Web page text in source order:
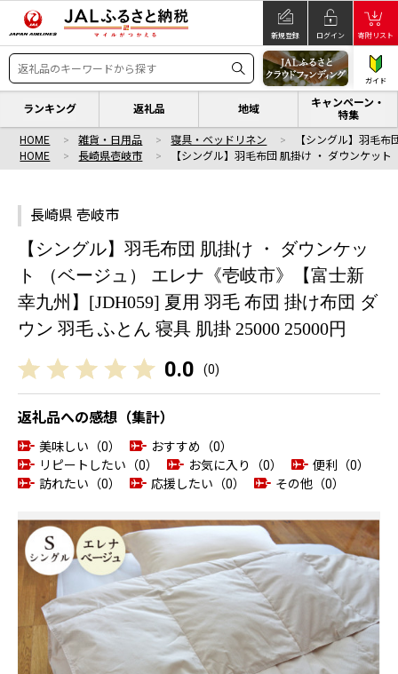
新規登録 ログイン 寄附リスト
ガイド
ランキング 返礼品 地域
キャンペーン・
特集
HOME 雑貨・日用品 寝具・ベッドリネン
【シングル】羽毛
HOME
長崎県壱岐市 【シングル】羽毛布団 肌掛け ・ ダウンケット
長崎県 壱岐市
【シングル】羽毛布団 肌掛け ・ ダウンケッ
ト （ベージュ） エレナ《壱岐市》【富士新
幸九州】[JDH059] 夏用 羽毛 布団 掛け布団 ダ
ウン 羽毛 ふとん 寝具 肌掛 25000 25000円
0.0 (0)
返礼品への感想（集計）
美味しい（0）
おすすめ（0）
リピートしたい（0）
お気に入り（0）
便利（0）
訪れたい（0）
応援したい（0） その他（0）